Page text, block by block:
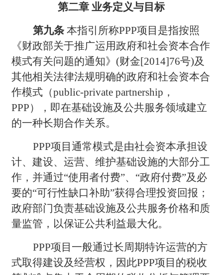
第二章 业务定义与目标
第九条本指引所称PPP项目是指按照
《财政部关于推广运用政府和社会资本合作
模式有关问题的通知》(财金[2014]76号)及
其他相关法律法规明确的政府和社会资本合
作模式（public-private partnership，
PPP），即在基础设施及公共服务领域建立
的一种长期合作关系。
PPP项目通常模式是由社会资本承担设
计、建设、运营、维护基础设施的大部分工
作，并通过“使用者付费”、“政府付费”及必
要的“可行性缺口补助”获得合理投资回报；
政府部门负责基础设施及公共服务价格和质
量监管，以保证公共利益最大化。
PPP项目一般通过长周期特许运营的方
式取得建设及经营权，因此PPP项目的税收